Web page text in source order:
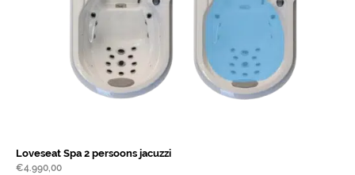
Loveseat Spa 2 persoons jacuzzi
€4.990,00